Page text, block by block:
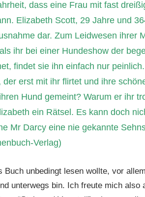
dass eine Frau mit fast
Elizabeth Scott, 29 Jahre und
dar. Zum Leidwesen ihrer
ihr bei einer Hundeshow der
findet sie ihn einfach nur
erst mit ihr flirtet und ihre
Hund gemeint? Warum er ihr
ein Rätsel. Es kann doch
Mr Darcy eine nie gekannte
Verlag)
unbedingt lesen wollte, vor
unterwegs bin. Ich freute mich also